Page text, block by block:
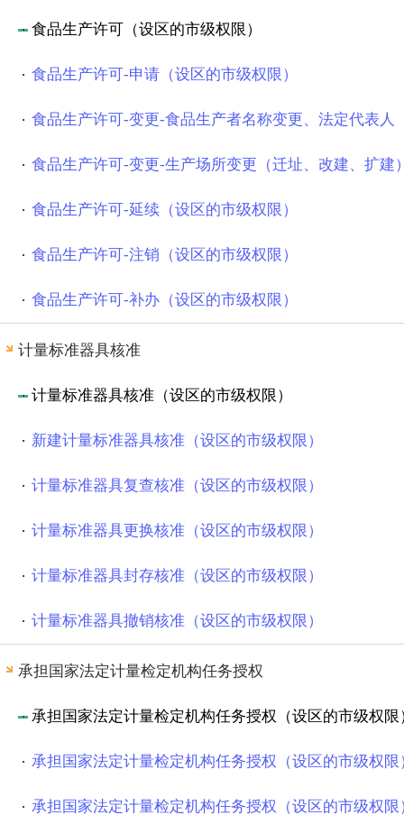
食品生产许可（设区的市级权限）
食品生产许可-申请（设区的市级权限）
食品生产许可-延续（设区的市级权限）
食品生产许可-注销（设区的市级权限）
食品生产许可-补办（设区的市级权限）
计量标准器具核准
计量标准器具核准（设区的市级权限）
新建计量标准器具核准（设区的市级权限）
计量标准器具复查核准（设区的市级权限）
计量标准器具更换核准（设区的市级权限）
计量标准器具封存核准（设区的市级权限）
计量标准器具撤销核准（设区的市级权限）
承担国家法定计量检定机构任务授权
承担国家法定计量检定机构任务授权（设区的市级权限
承担国家法定计量检定机构任务授权（设区的市级权限
承担国家法定计量检定机构任务授权（设区的市级权